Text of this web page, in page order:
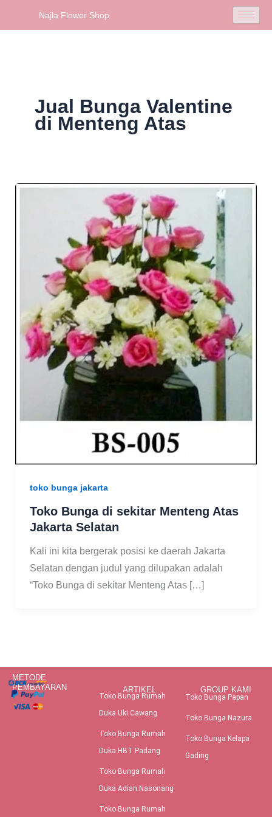
Najla Flower Shop
Jual Bunga Valentine
di Menteng Atas
toko bunga jakarta
Toko Bunga di sekitar Menteng Atas
Jakarta Selatan
Kali ini kita bergerak posisi ke daerah Jakarta
Selatan dengan judul yang dilupakan adalah
“Toko Bunga di sekitar Menteng Atas […]
METODE
PEMBAYARAN
ARTIKEL
Toko Bunga Rumah
Duka Uki Cawang
Toko Bunga Rumah
Duka HBT Padang
Toko Bunga Rumah
Duka Adian Nasonang
Toko Bunga Rumah
GROUP KAMI
Toko Bunga Papan
Toko Bunga Nazura
Toko Bunga Kelapa
Gading